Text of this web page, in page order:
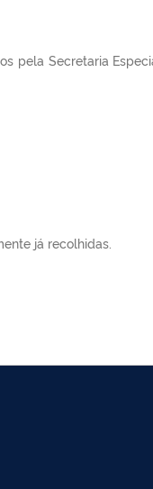
pela Secretaria
já recolhidas.